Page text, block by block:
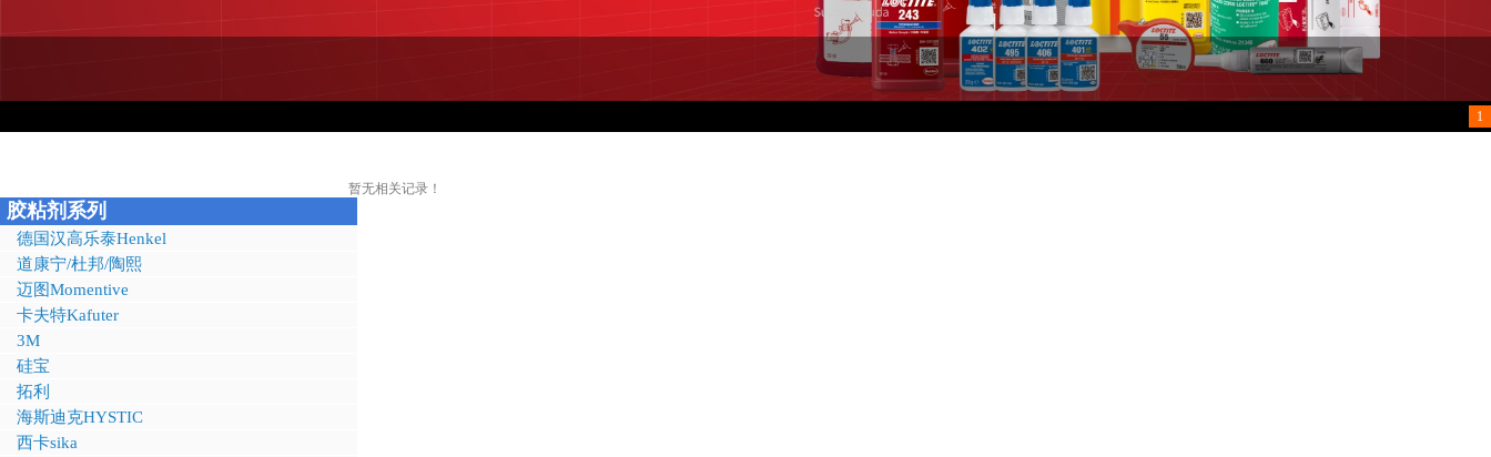
暂无相关记录！
胶粘剂系列
德国汉高乐泰Henkel
道康宁/杜邦/陶熙
迈图Momentive
卡夫特Kafuter
3M
硅宝
拓利
海斯迪克HYSTIC
西卡sika